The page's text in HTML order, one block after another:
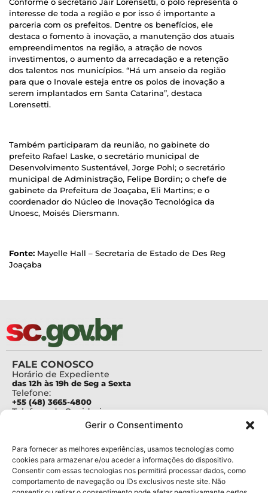
Gerir o Consentimento
Para fornecer as melhores experiências, usamos tecnologias como
cookies para armazenar e/ou aceder a informações do dispositivo.
Consentir com essas tecnologias nos permitirá processar dados, como
comportamento de navegação ou IDs exclusivos neste site. Não
Conforme o secretário Jair Lorensetti, o polo representa o
interesse de toda a região e por isso é importante a
parceria com os prefeitos. Dentre os benefícios, ele
destaca o fomento à inovação, a manutenção dos atuais
empreendimentos na região, a atração de novos
investimentos, o aumento da arrecadação e a retenção
dos talentos nos municípios. “Há um anseio da região
para que o Inovale esteja entre os polos de inovação a
serem implantados em Santa Catarina”, destaca
Lorensetti.
Também participaram da reunião, no gabinete do
prefeito Rafael Laske, o secretário municipal de
Desenvolvimento Sustentável, Jorge Pohl; o secretário
municipal de Administração, Felipe Bordin; o chefe de
gabinete da Prefeitura de Joaçaba, Eli Martins; e o
coordenador do Núcleo de Inovação Tecnológica da
Unoesc, Moisés Diersmann.
Fonte: Mayelle Hall – Secretaria de Estado de Des Reg
Joaçaba
FALE CONOSCO
Horário de Expediente
das 12h às 19h de Seg a Sexta
Telefone:
+55 (48) 3665-4800
Telefone da Ouvidoria
Para assuntos relacionados à Pesquisa
pesquisa@fapesc.sc.gov.br
Para assuntos relacionados à Inovação
inovacao@fapesc.sc.gov.br
Para assuntos relacionados à Bolsas